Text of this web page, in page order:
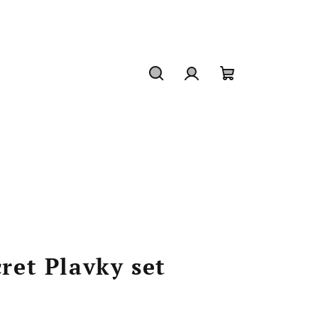
Plavky set